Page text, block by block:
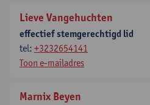
Lieve Vangehuchten
effectief stemgerechtigd lid
tel: +3232654141
Toon e-mailadres
Marnix Beyen